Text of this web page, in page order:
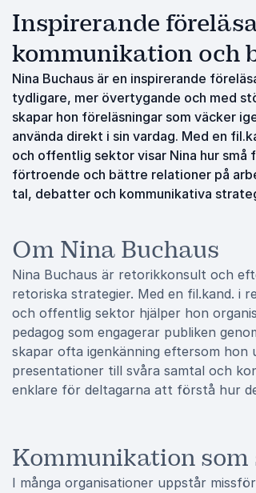
Inspirerande
kommunikation och
Nina Buchaus är en inspirerande
tydligare, mer övertygande och med
skapar hon föreläsningar som väcker
använda direkt i sin vardag. Med en
och offentlig sektor visar Nina hur
förtroende och bättre relationer på
tal, debatter och kommunikativa
Om Nina Buchaus
Nina Buchaus är retorikkonsult och
retoriska strategier. Med en fil.kand. i
och offentlig sektor hjälper hon
pedagog som engagerar publiken
skapar ofta igenkänning eftersom
presentationer till svåra samtal och
enklare för deltagarna att förstå hur
Kommunikation
I många organisationer uppstår